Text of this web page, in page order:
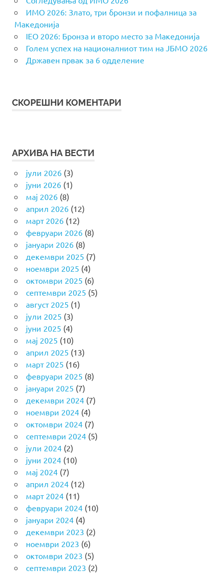
ИМО 2026: Злато, три бронзи и пофалница за
Македонија
IEO 2026: Бронза и второ место за Македонија
Голем успех на националниот тим на ЈБМО 2026
Државен првак за 6 одделение
СКОРЕШНИ КОМЕНТАРИ
АРХИВА НА ВЕСТИ
јули 2026(3)
јуни 2026(1)
мај 2026(8)
април 2026(12)
март 2026(12)
февруари 2026(8)
јануари 2026(8)
декември 2025 (7)
ноември 2025 (4)
октомври 2025 (6)
септември 2025 (5)
август 2025 (1)
јули 2025 (3)
јуни 2025 (4)
мај 2025 (10)
април 2025 (13)
март 2025 (16)
февруари 2025 (8)
јануари 2025 (7)
декември 2024(7)
ноември 2024(4)
октомври 2024(7)
септември 2024(5)
јули 2024(2)
јуни 2024(10)
мај 2024(7)
април 2024(12)
март 2024(11)
февруари 2024(10)
јануари 2024(4)
декември 2023 (2)
ноември 2023 (6)
октомври 2023 (5)
септември 2023 (2)